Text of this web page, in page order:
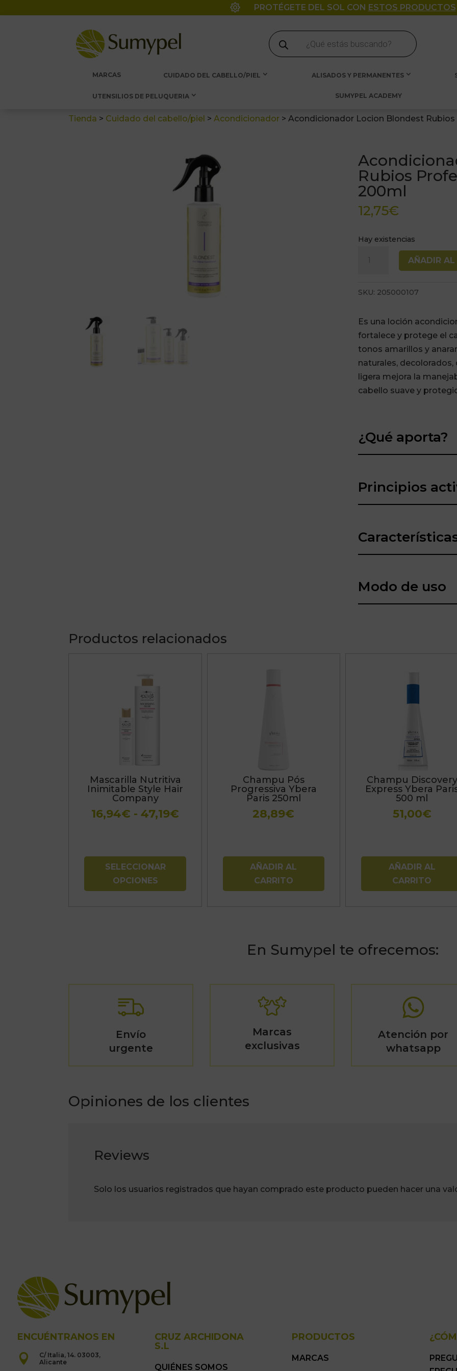
 PROTÉGETE DEL SOL CON ESTOS PRODUCTOS
Búsqueda
de
productos
MARCAS CUIDADO DEL CABELLO/PIEL ALISADOS Y PERMANENTES
UTENSILIOS DE PELUQUERIA SUMYPEL ACADEMY
Tienda > Cuidado del cabello/piel >Acondicionador >Acondicionador Locion Blondest
Rubios
200ml
12,75€
Hay existencias
Acondicionador
Rubios
Cosmetics
200ml
cantidad
AÑADIR AL
SKU: 205000107
Es una loción
fortalece y protege el
tonos amarillos y
naturales,
ligera mejora la
cabello suave y
¿Qué aporta?
Principios
Modo de uso
Productos relacionados
Mascarilla Nutritiva
Inimitable Style Hair
Company
16,94€ - 47,19€
desde
47,19€
SELECCIONAR
OPCIONES
variantes.
pueden
elegir
en
producto
Champu Pós
Progressiva Ybera
Paris 250ml
28,89€
AÑADIR AL
CARRITO
Champu Discovery
Express Ybera
500 ml
51,00€
AÑADIR AL
CARRITO
En Sumypel te ofrecemos:
Envío
urgente
Marcas
exclusivas
Atención por
whatsapp
Opiniones de los clientes
Reviews
Solo los usuarios registrados que hayan comprado este producto pueden hacer una
ENCUÉNTRANOS EN

C/ Italia, 14. 03003,
Alicante
CRUZ ARCHIDONA
S.L
QUIÉNES SOMOS
PRODUCTOS
MARCAS